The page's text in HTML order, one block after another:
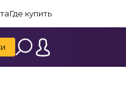
Где купить